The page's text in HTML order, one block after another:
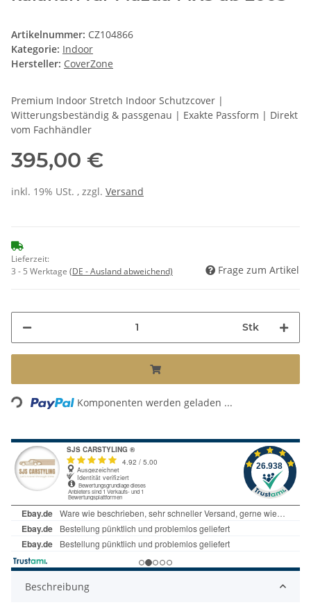
Artikelnummer: CZ104866
Kategorie: Indoor
Hersteller: CoverZone
Premium Indoor Stretch Indoor Schutzcover |
Witterungsbeständig & passgenau | Exakte Passform | Direkt
vom Fachhändler
395,00 €
inkl. 19% USt. , zzgl. Versand
Lieferzeit:
3 - 5 Werktage (DE - Ausland abweichend) Frage zum Artikel
Stk
Loading... Komponenten werden geladen ...
Beschreibung